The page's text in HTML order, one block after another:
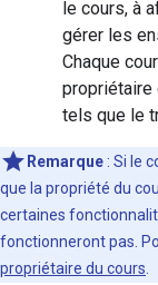
le cours, à
gérer les
Chaque
propriétaire
tels que le
Remarque : Si le
que la propriété du
certaines
fonctionneront pas.
propriétaire du cours